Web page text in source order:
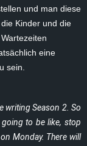
und man diese
Kinder und die
eine
sein.
writing Season 2. So
to be like, stop
Monday. There will